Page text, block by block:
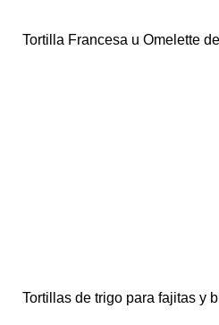
Tortilla Francesa u Omelette
Tortillas de trigo para fajitas y